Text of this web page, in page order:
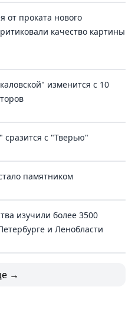
от проката нового
качество картины
изменится с 10
сразится с "Тверью"
памятником
изучили более 3500
и Ленобласти
→